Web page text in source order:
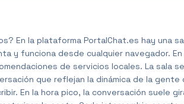
En la plataforma PortalChat.es hay
y funciona desde cualquier navegador.
de servicios locales. La sala
que reflejan la dinámica de la
En la hora pico, la conversación suele